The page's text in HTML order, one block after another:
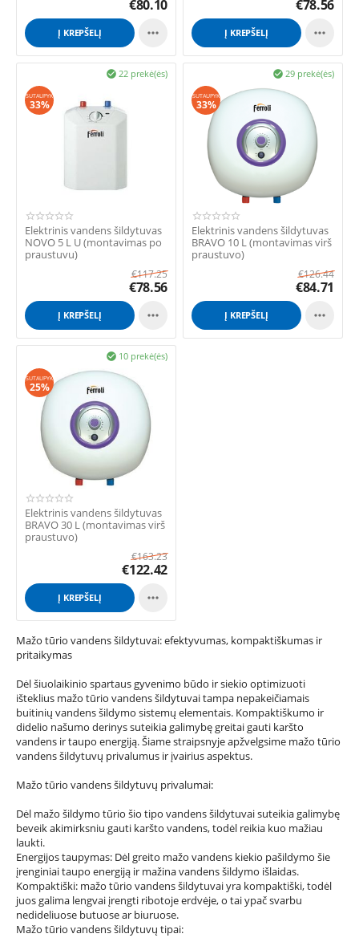
€80.10
Į KREPŠELĮ 
€78.56
Į KREPŠELĮ 
22 prekė(ės)

SUTAUPYK
33%
Elektrinis vandens šildytuvas
NOVO 5 L U (montavimas po
praustuvu)
€117.25
€78.56
Į KREPŠELĮ 
29 prekė(ės)

SUTAUPYK
33%
Elektrinis vandens šildytuvas
BRAVO 10 L (montavimas virš
praustuvo)
€126.44
€84.71
Į KREPŠELĮ 
10 prekė(ės)

SUTAUPYK
25%
Elektrinis vandens šildytuvas
BRAVO 30 L (montavimas virš
praustuvo)
€163.23
€122.42
Į KREPŠELĮ 
Mažo tūrio vandens šildytuvai: efektyvumas, kompaktiškumas ir
pritaikymas
Dėl šiuolaikinio spartaus gyvenimo būdo ir siekio optimizuoti
išteklius mažo tūrio vandens šildytuvai tampa nepakeičiamais
buitinių vandens šildymo sistemų elementais. Kompaktiškumo ir
didelio našumo derinys suteikia galimybę greitai gauti karšto
vandens ir taupo energiją. Šiame straipsnyje apžvelgsime mažo tūrio
vandens šildytuvų privalumus ir įvairius aspektus.
Mažo tūrio vandens šildytuvų privalumai:
Dėl mažo šildymo tūrio šio tipo vandens šildytuvai suteikia galimybę
beveik akimirksniu gauti karšto vandens, todėl reikia kuo mažiau
laukti.
Energijos taupymas: Dėl greito mažo vandens kiekio pašildymo šie
įrenginiai taupo energiją ir mažina vandens šildymo išlaidas.
Kompaktiški: mažo tūrio vandens šildytuvai yra kompaktiški, todėl
juos galima lengvai įrengti ribotoje erdvėje, o tai ypač svarbu
nedideliuose butuose ar biuruose.
Mažo tūrio vandens šildytuvų tipai: